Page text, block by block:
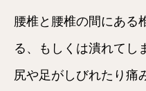
腰椎と腰椎の間にある
る、もしくは潰れてし
尻や足がしびれたり